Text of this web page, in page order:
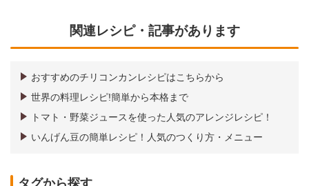
関連レシピ・記事があります
おすすめのチリコンカンレシピはこちらから
世界の料理レシピ!簡単から本格まで
トマト・野菜ジュースを使った人気のアレンジレシピ！
いんげん豆の簡単レシピ！人気のつくり方・メニュー
タグから探す